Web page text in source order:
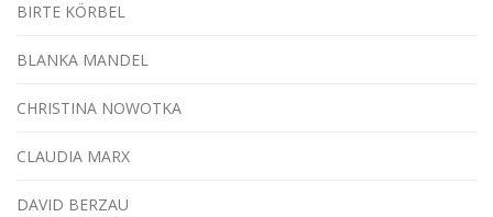
BIRTE KÖRBEL
BLANKA MANDEL
CHRISTINA NOWOTKA
CLAUDIA MARX
DAVID BERZAU